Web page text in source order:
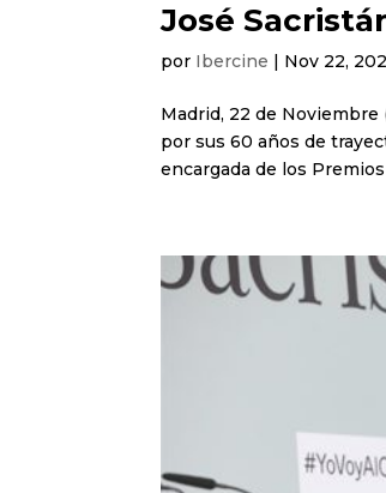
José
por Ibercine | Nov 22,
Madrid, 22 de
por sus 60 años de
encargada de los